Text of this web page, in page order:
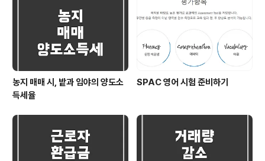
농지 매매 시, 밭과 임야의 양도소
득세율
SPAC 영어 시험 준비하기